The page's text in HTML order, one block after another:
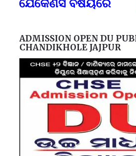
ବିଷୟରେ FOR
ADMISSION OPEN DU
CHANDIKHOLE JAJPUR